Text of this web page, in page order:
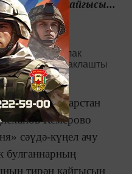
тирән кайгысы...
Татарстан
Кемерово
сәүдә-күңел ачу
булганнарның
тирән кайгысын